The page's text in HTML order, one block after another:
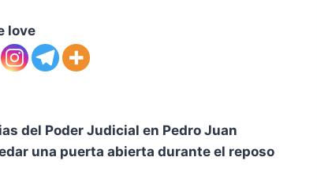
love
del Poder Judicial en Pedro Juan
una puerta abierta durante el reposo